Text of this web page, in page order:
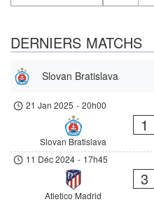
DERNIERS MATCHS
Slovan Bratislava
21 Jan 2025 - 20h00
Slovan Bratislava
1
11 Déc 2024 - 17h45
Atletico Madrid
3